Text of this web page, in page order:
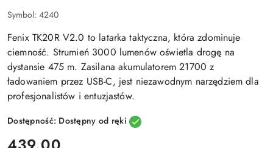
Symbol: 4240
Fenix TK20R V2.0 to latarka taktyczna, która zdominuje
ciemność. Strumień 3000 lumenów oświetla drogę na
dystansie 475 m. Zasilana akumulatorem 21700 z
ładowaniem przez USB-C, jest niezawodnym narzędziem dla
profesjonalistów i entuzjastów.
Dostępność: Dostępny od ręki